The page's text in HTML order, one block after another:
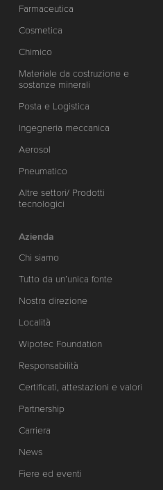
Farmaceutica
Cosmetica
Chimico
Materiale da costruzione e
sostanze minerali
Posta e Logistica
Ingegneria meccanica
Aerosol
Pneumatico
Altre settori/ Prodotti
tecnologici
Azienda
Chi siamo
Tutto da un’unica fonte
Nostra direzione
Località
Wipotec Foundation
Responsabilità
Certificati, attestazioni e valori
Partnership
Carriera
News
Fiere ed eventi